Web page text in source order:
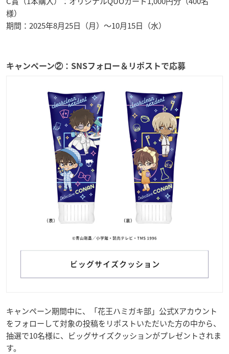
様）
期間：2025年8月25日（月）～10月15日（水）
キャンペーン②：SNSフォロー＆リポストで応募
キャンペーン期間中に、「花王ハミガキ部」公式Xアカウント
をフォローして対象の投稿をリポストいただいた方の中から、
抽選で10名様に、ビッグサイズクッションがプレゼントされま
す。